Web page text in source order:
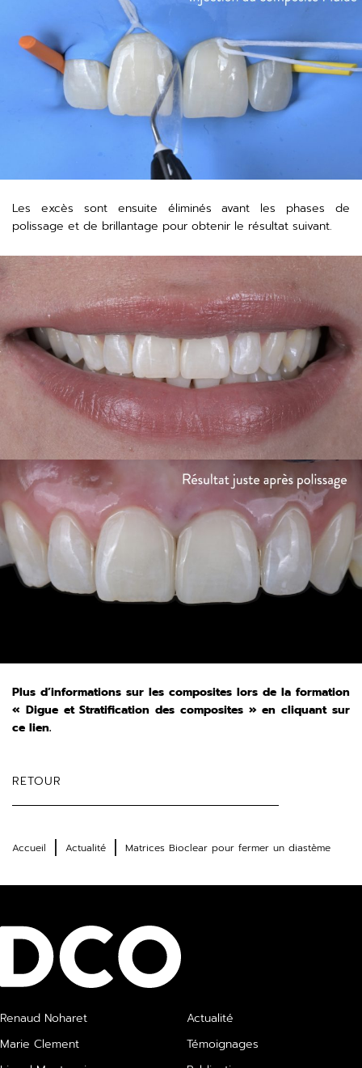
Les excès sont ensuite éliminés avant les phases de
polissage et de brillantage pour obtenir le résultat suivant.
Plus d’informations sur les composites lors de la formation
« Digue et Stratification des composites » en cliquant sur
ce lien.
RETOUR
Accueil Actualité Matrices Bioclear pour fermer un diastème
Renaud Noharet
Marie Clement
Actualité
Témoignages